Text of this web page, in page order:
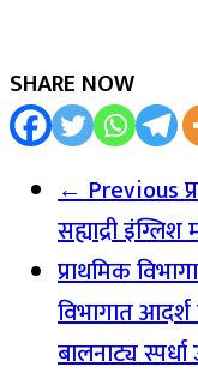
SHARE NOW
← Previous
सह्याद्री
प्राथमिक
विभागात आदर्श
बालनाट्य